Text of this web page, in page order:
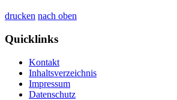
drucken nach oben
Quicklinks
Kontakt
Inhaltsverzeichnis
Impressum
Datenschutz